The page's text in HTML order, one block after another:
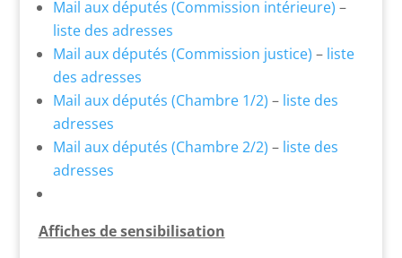
Mail aux députés (Commission intérieure) –
liste des adresses
Mail aux députés (Commission justice) – liste
des adresses
Mail aux députés (Chambre 1/2) – liste des
adresses
Mail aux députés (Chambre 2/2) – liste des
adresses
Affiches de sensibilisation